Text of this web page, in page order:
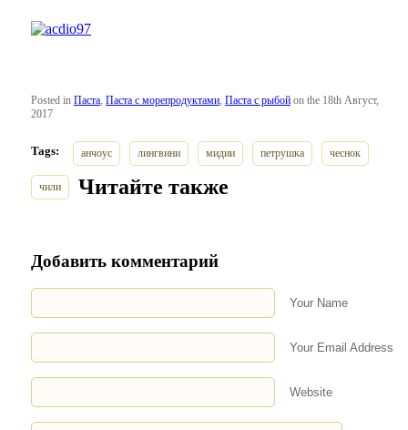
Posted in Паста, Паста с морепродуктами, Паста с рыбой on the 18th Август,
2017
Tags: анчоус лингвини мидии петрушка чеснок
чили Читайте также
Добавить комментарий
Your Name
Your Email Address
Website